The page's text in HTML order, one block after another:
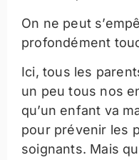
On ne peut
profondément
Ici, tous les
un peu tous nos
qu’un enfant va
pour prévenir les
soignants. Mais